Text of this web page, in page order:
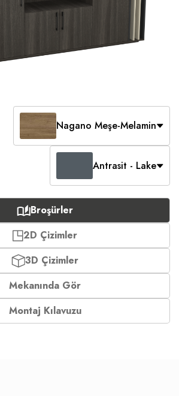
Nagano Meşe-Melamin
Antrasit - Lake
Broşürler
2D Çizimler
3D Çizimler
Mekanında Gör
Montaj Kılavuzu